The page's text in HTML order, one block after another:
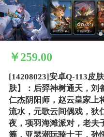
￥259.00
[14208023]安卓Q-113皮
肤】：后羿神树通天，刘
仁杰阴阳师，赵云皇家上
流水，元歌云间偶戏，狄
夜，项羽海滩派对，老夫
筹，亚瑟潮玩骑士王，孙